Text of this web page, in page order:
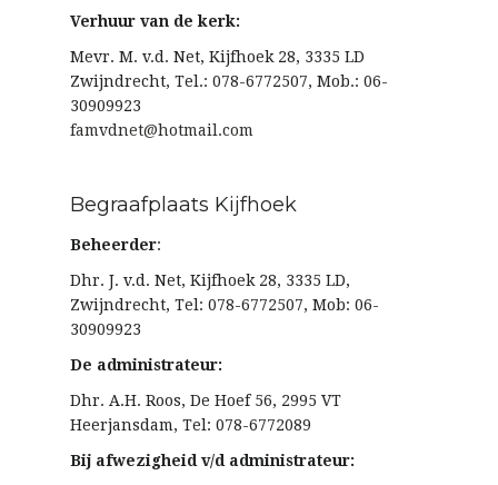
Verhuur van de kerk:
Mevr. M. v.d. Net, Kijfhoek 28, 3335 LD
Zwijndrecht, Tel.: 078-6772507, Mob.: 06-
30909923
famvdnet@hotmail.com
Begraafplaats Kijfhoek
Beheerder:
Dhr. J. v.d. Net, Kijfhoek 28, 3335 LD,
Zwijndrecht, Tel: 078-6772507, Mob: 06-
30909923
De administrateur:
Dhr. A.H. Roos, De Hoef 56, 2995 VT
Heerjansdam, Tel: 078-6772089
Bij afwezigheid v/d administrateur: